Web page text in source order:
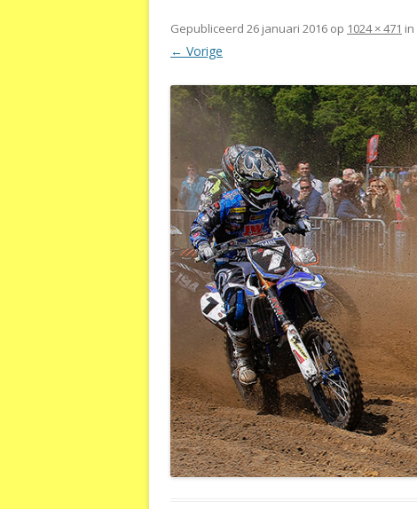
Gepubliceerd 26 januari 2016 op 1024 × 471 in
← Vorige